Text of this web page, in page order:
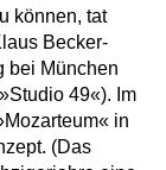
können, tat
Becker-
bei München
49«). Im
in
(Das